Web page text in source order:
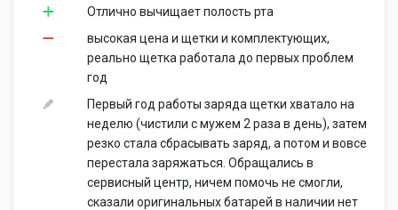
Отлично вычищает полость рта
высокая цена и щетки и комплектующих,
реально щетка работала до первых проблем
год
Первый год работы заряда щетки хватало на
неделю (чистили с мужем 2 раза в день), затем
резко стала сбрасывать заряд, а потом и вовсе
перестала заряжаться. Обращались в
сервисный центр, ничем помочь не смогли,
сказали оригинальных батарей в наличии нет